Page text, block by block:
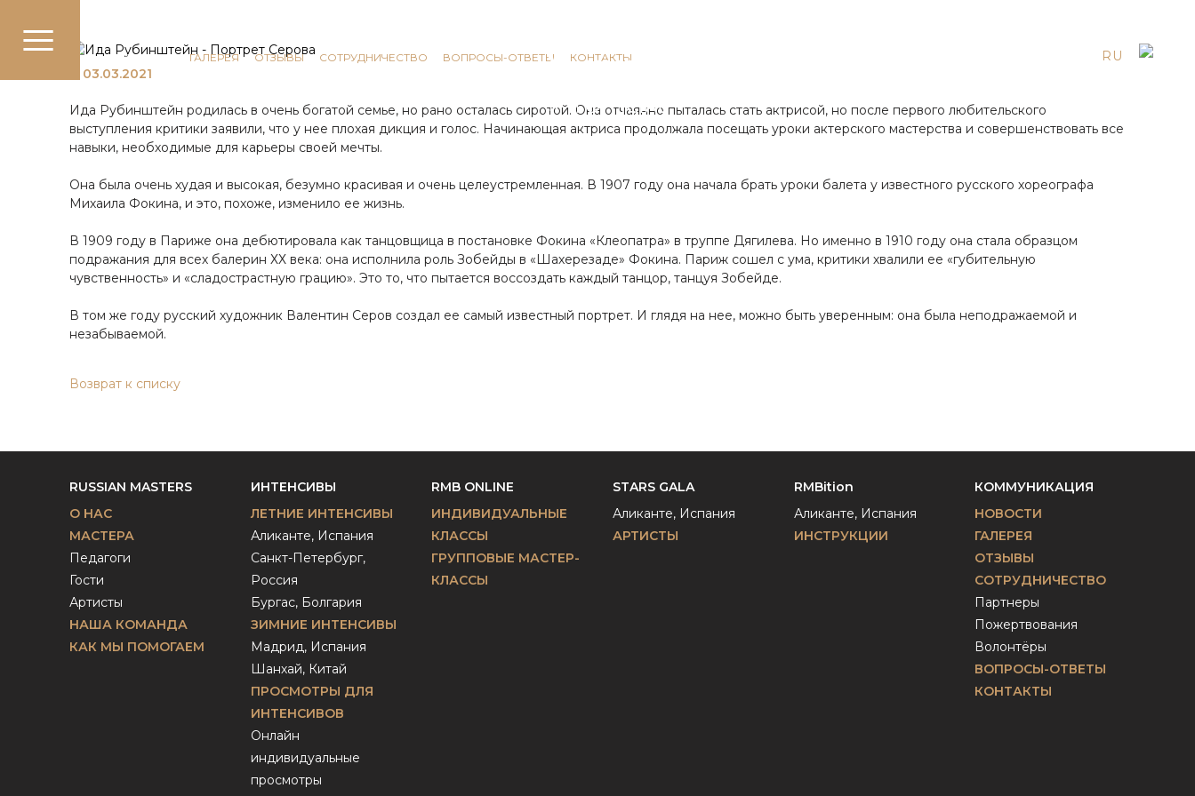
НОВОСТИ ГАЛЕРЕЯ ОТЗЫВЫ СОТРУДНИЧЕСТВО ВОПРОСЫ-ОТВЕТЫ КОНТАКТЫ
RU
03.03.2021
Ида Рубинштейн родилась в очень богатой семье, но рано осталась сиротой. Она отчаянно пыталась стать актрисой, но после первого любительского
выступления критики заявили, что у нее плохая дикция и голос. Начинающая актриса продолжала посещать уроки актерского мастерства и совершенствовать все
навыки, необходимые для карьеры своей мечты.
Она была очень худая и высокая, безумно красивая и очень целеустремленная. В 1907 году она начала брать уроки балета у известного русского хореографа
Михаила Фокина, и это, похоже, изменило ее жизнь.
В 1909 году в Париже она дебютировала как танцовщица в постановке Фокина «Клеопатра» в труппе Дягилева. Но именно в 1910 году она стала образцом
подражания для всех балерин ХХ века: она исполнила роль Зобейды в «Шахерезаде» Фокина. Париж сошел с ума, критики хвалили ее «губительную
чувственность» и «сладострастную грацию». Это то, что пытается воссоздать каждый танцор, танцуя Зобейде.
В том же году русский художник Валентин Серов создал ее самый известный портрет. И глядя на нее, можно быть уверенным: она была неподражаемой и
незабываемой.
Возврат к списку
RUSSIAN MASTERS
О НАС
МАСТЕРА
Педагоги
Гости
Артисты
НАША КОМАНДА
КАК МЫ ПОМОГАЕМ
ИНТЕНСИВЫ
ЛЕТНИЕ ИНТЕНСИВЫ
Аликанте, Испания
Санкт-Петербург,
Россия
Бургас, Болгария
ЗИМНИЕ ИНТЕНСИВЫ
Мадрид, Испания
Шанхай, Китай
ПРОСМОТРЫ ДЛЯ
ИНТЕНСИВОВ
Онлайн
индивидуальные
просмотры
RMB ONLINE
ИНДИВИДУАЛЬНЫЕ
КЛАССЫ
ГРУППОВЫЕ МАСТЕР-
КЛАССЫ
STARS GALA
Аликанте, Испания
АРТИСТЫ
RMBition
Аликанте, Испания
ИНСТРУКЦИИ
КОММУНИКАЦИЯ
НОВОСТИ
ГАЛЕРЕЯ
ОТЗЫВЫ
СОТРУДНИЧЕСТВО
Партнеры
Пожертвования
Волонтёры
ВОПРОСЫ-ОТВЕТЫ
КОНТАКТЫ